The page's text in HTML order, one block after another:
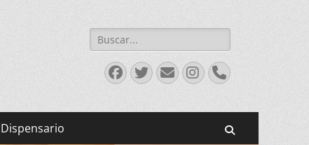
Buscar:
Facebook
Twitter
Correo
electrónico
Instagram
Teléfono
Dispensario